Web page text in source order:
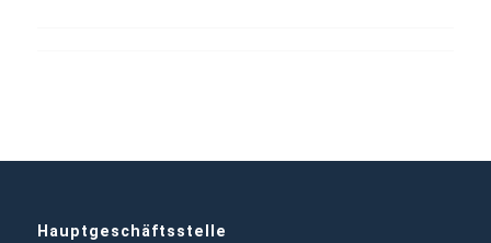
Hauptgeschäftsstelle